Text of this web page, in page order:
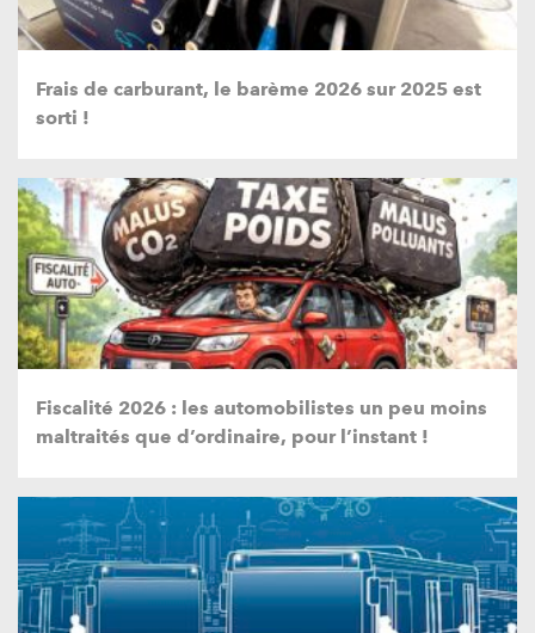
Frais de carburant, le barème 2026 sur 2025 est
sorti !
Fiscalité 2026 : les automobilistes un peu moins
maltraités que d’ordinaire, pour l’instant !